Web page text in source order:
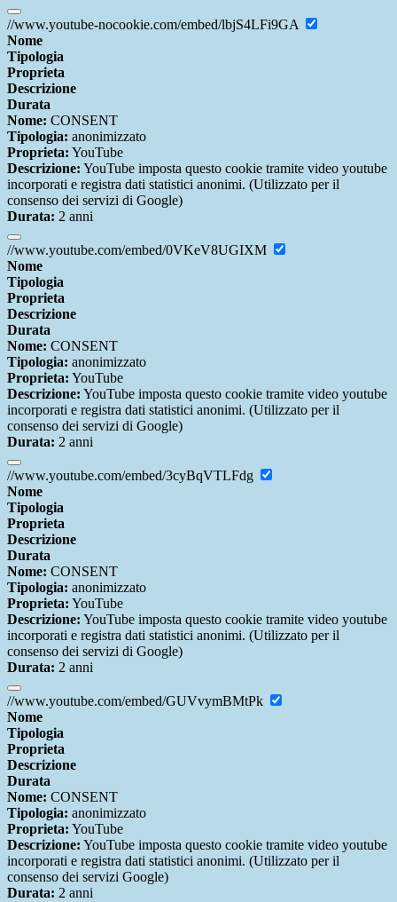
//www.youtube-nocookie.com/embed/lbjS4LFi9GA
Nome
Tipologia
Proprieta
Descrizione
Durata
Nome: CONSENT
Tipologia: anonimizzato
Proprieta: YouTube
Descrizione: YouTube imposta questo cookie tramite video youtube
incorporati e registra dati statistici anonimi. (Utilizzato per il
consenso dei servizi di Google)
Durata: 2 anni
//www.youtube.com/embed/0VKeV8UGIXM
Nome
Tipologia
Proprieta
Descrizione
Durata
Nome: CONSENT
Tipologia: anonimizzato
Proprieta: YouTube
Descrizione: YouTube imposta questo cookie tramite video youtube
incorporati e registra dati statistici anonimi. (Utilizzato per il
consenso dei servizi di Google)
Durata: 2 anni
//www.youtube.com/embed/3cyBqVTLFdg
Nome
Tipologia
Proprieta
Descrizione
Durata
Nome: CONSENT
Tipologia: anonimizzato
Proprieta: YouTube
Descrizione: YouTube imposta questo cookie tramite video youtube
incorporati e registra dati statistici anonimi. (Utilizzato per il
consenso dei servizi di Google)
Durata: 2 anni
//www.youtube.com/embed/GUVvymBMtPk
Nome
Tipologia
Proprieta
Descrizione
Durata
Nome: CONSENT
Tipologia: anonimizzato
Proprieta: YouTube
Descrizione: YouTube imposta questo cookie tramite video youtube
incorporati e registra dati statistici anonimi. (Utilizzato per il
consenso dei servizi Google)
Durata: 2 anni